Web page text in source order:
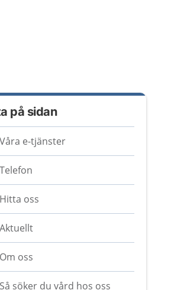
på sidan
Våra e-tjänster
Telefon
Hitta oss
Aktuellt
Om oss
Så söker du vård hos oss